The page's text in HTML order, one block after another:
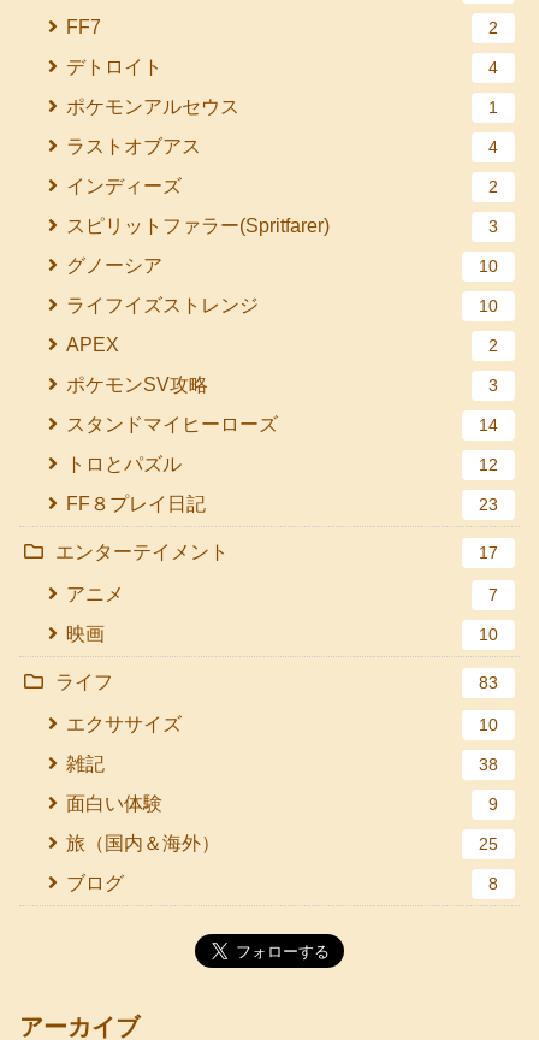
FF7 2
デトロイト 4
ポケモンアルセウス 1
ラストオブアス 4
インディーズ 2
スピリットファラー(Spritfarer) 3
グノーシア 10
ライフイズストレンジ 10
APEX 2
ポケモンSV攻略 3
スタンドマイヒーローズ 14
トロとパズル 12
FF８プレイ日記 23
エンターテイメント 17
アニメ 7
映画 10
ライフ 83
エクササイズ 10
雑記 38
面白い体験 9
旅（国内＆海外） 25
ブログ 8
アーカイブ